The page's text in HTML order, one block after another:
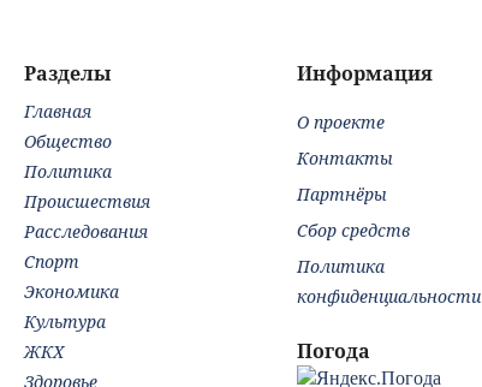
удара
Разделы
Главная
Общество
Политика
Происшествия
Расследования
Спорт
Экономика
Культура
ЖКХ
Здоровье
Информация
О проекте
Контакты
Партнёры
Сбор средств
Политика
конфиденциальности
Погода